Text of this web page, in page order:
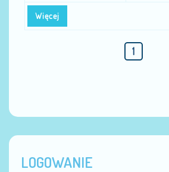
Więcej
1
LOGOWANIE